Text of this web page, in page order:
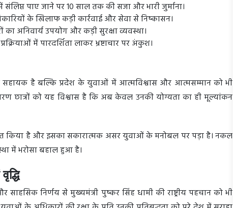
पाए जाने पर 10 साल तक की सजा और भारी जुर्माना।
के खिलाफ कड़ी कार्रवाई और सेवा से निष्कासन।
का अनिवार्य उपयोग और कड़ी सुरक्षा व्यवस्था।
में पारदर्शिता लाकर भ्रष्टाचार पर अंकुश।
है बल्कि प्रदेश के युवाओं में आत्मविश्वास और आत्मसम्मान को भी
छात्रों को यह विश्वास है कि अब केवल उनकी योग्यता का ही मूल्यांकन
किया है और इसका सकारात्मक असर युवाओं के मनोबल पर पड़ा है। नकल
में भरोसा बहाल हुआ है।
निर्णय से मुख्यमंत्री पुष्कर सिंह धामी की राष्ट्रीय पहचान को भी